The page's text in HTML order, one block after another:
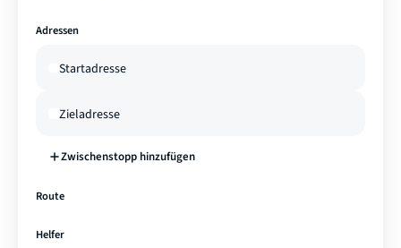
Adressen
Zwischenstopp hinzufügen
Route
Helfer